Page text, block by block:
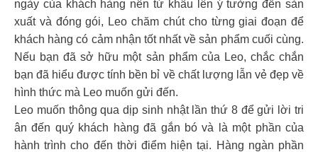
ngày của khách hàng nên từ khâu lên ý tưởng đến sản
xuất và đóng gói, Leo chăm chút cho từng giai đoạn để
khách hàng có cảm nhận tốt nhất về sản phẩm cuối cùng.
Nếu bạn đã sở hữu một sản phẩm của Leo, chắc chắn
bạn đã hiểu được tính bền bỉ về chất lượng lẫn vẻ đẹp về
hình thức mà Leo muốn gửi đến.
Leo muốn thông qua dịp sinh nhật lần thứ 8 để gửi lời tri
ân đến quý khách hàng đã gắn bó và là một phần của
hành trình cho đến thời điểm hiện tại. Hàng ngàn phần